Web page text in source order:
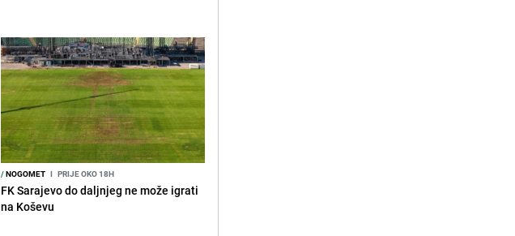
/NOGOMET I PRIJE OKO 18H
FK Sarajevo do daljnjeg ne može igrati
na Koševu